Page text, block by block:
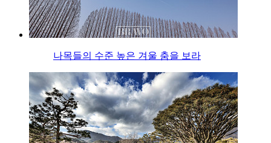
나목들의 수준 높은 겨울 춤을 보라